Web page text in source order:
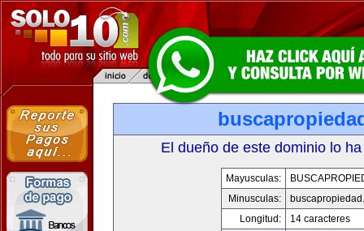
El dueño de este dominio lo
Mayusculas:
Minusculas:
Longitud:
14 caracteres